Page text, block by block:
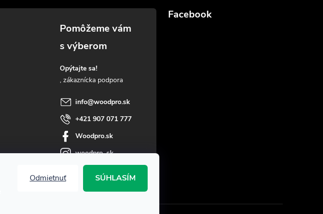
Odmietnuť SÚHLASÍM
Opýtajte sa!
info@woodpro.sk
+421 907 071 777
Woodpro.sk
woodpro_sk
Facebook